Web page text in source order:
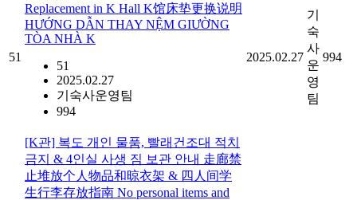
51
Replacement in K Hall K馆床垫更换说明
HƯỚNG DẪN THAY NỆM GIƯỜNG
TÒA NHÀ K
51
2025.02.27
기숙사운영팀
994
2025.02.27
기
숙
사
운
영
팀
994
[K관] 복도 개인 물품, 빨래건조대 적치
금지 & 4인실 사생 짐 보관 안내 走廊禁
止堆放个人物品和晾衣架 & 四人间学
生行李存放指南 No personal items and